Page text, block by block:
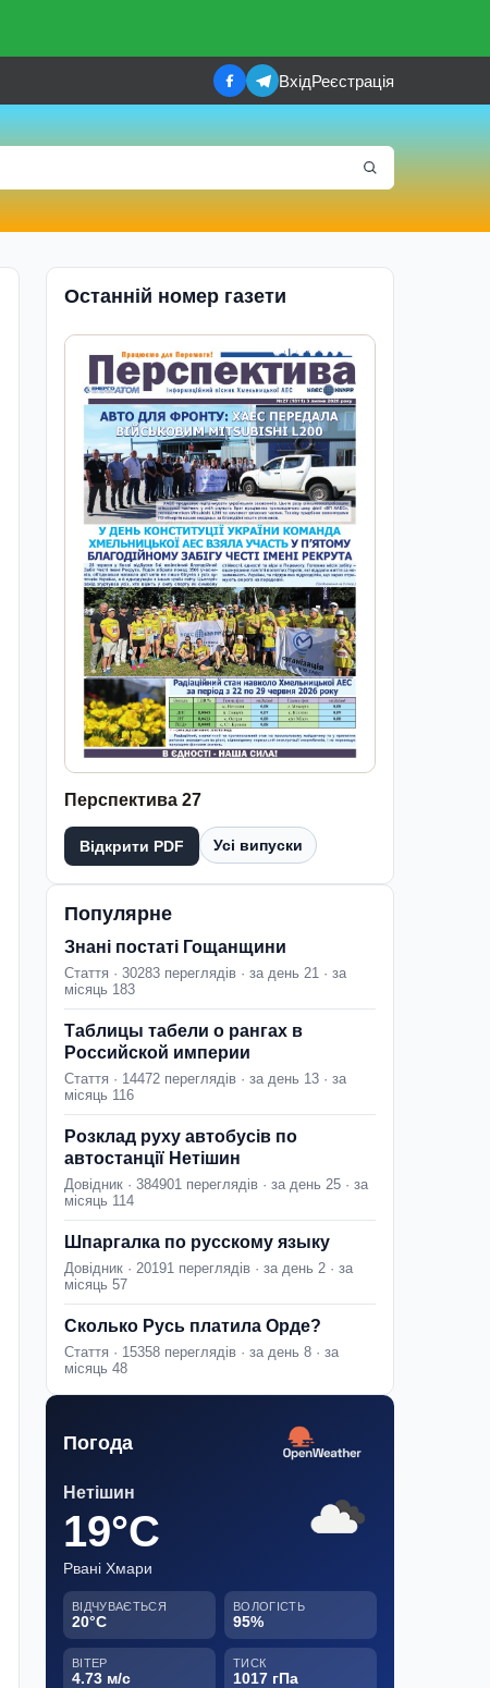
ВхідРеєстрація
Останній номер газети
Перспектива 27
Відкрити PDF Усі випуски
Популярне
Знані постаті Гощанщини
Стаття · 30283 переглядів · за день 21 · за
місяць 183
Таблицы табели о рангах в
Российской империи
Стаття · 14472 переглядів · за день 13 · за
місяць 116
Розклад руху автобусів по
автостанції Нетішин
Довідник · 384901 переглядів · за день 25 · за
місяць 114
Шпаргалка по русскому языку
Довідник · 20191 переглядів · за день 2 · за
місяць 57
Сколько Русь платила Орде?
Стаття · 15358 переглядів · за день 8 · за
місяць 48
Погода
Нетішин
19°C
Рвані Хмари
ВІДЧУВАЄТЬСЯ
20°C
ВОЛОГІСТЬ
95%
ВІТЕР
4.73 м/с
ТИСК
1017 гПа